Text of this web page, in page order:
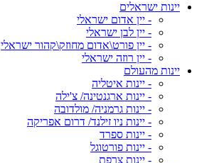
יינות ישראלים
- יין אדום ישראלי
- יין לבן ישראלי
- יין פורט\אדום מחוזק\קהור ישראלי
- יין רוזה ישראלי
יינות מהעולם
- יינות איטליה
- יינות ארגנטינה/ צ'ילה
- יינות גרמניה/ מולדובה
- יינות ניו זילנד/ דרום אפריקה
- יינות ספרד
- יינות פורטוגל
- יינות צרפת